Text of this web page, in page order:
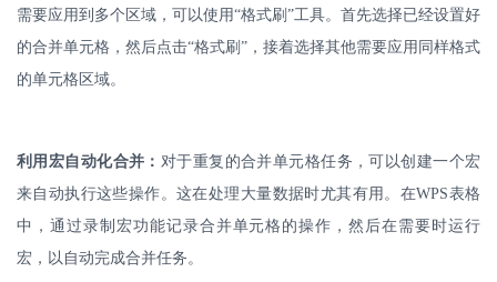
需要应用到多个区域，可以使用“格式刷”工具。首先选择已经设置好
的合并单元格，然后点击“格式刷”，接着选择其他需要应用同样格式
的单元格区域。
利用宏自动化合并： 对于重复的合并单元格任务，可以创建一个宏
来自动执行这些操作。这在处理大量数据时尤其有用。在WPS表格
中，通过录制宏功能记录合并单元格的操作，然后在需要时运行
宏，以自动完成合并任务。